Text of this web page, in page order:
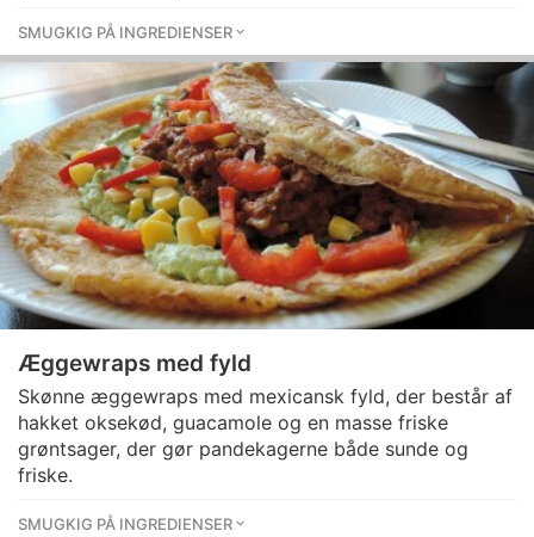
SMUGKIG PÅ INGREDIENSER
Æggewraps med fyld
Skønne æggewraps med mexicansk fyld, der består af
hakket oksekød, guacamole og en masse friske
grøntsager, der gør pandekagerne både sunde og
friske.
SMUGKIG PÅ INGREDIENSER